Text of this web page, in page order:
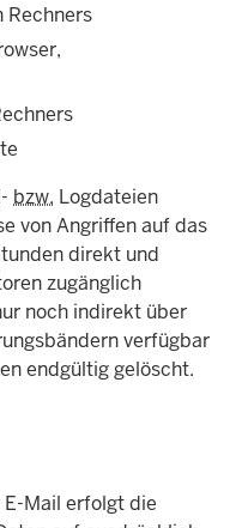
Rechners
bzw. Logdateien
von Angriffen auf das
direkt und
zugänglich
noch indirekt über
verfügbar
endgültig gelöscht.
Mail erfolgt die